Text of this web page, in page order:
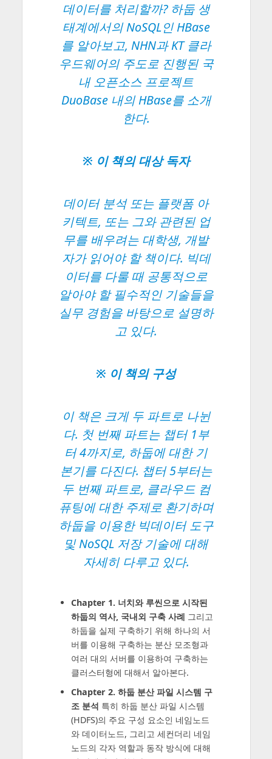
데이터를 처리할까? 하둡 생
태계에서의 NoSQL인 HBase
를 알아보고, NHN과 KT 클라
우드웨어의 주도로 진행된 국
내 오픈소스 프로젝트
DuoBase 내의 HBase를 소개
한다.
※ 이 책의 대상 독자
데이터 분석 또는 플랫폼 아
키텍트, 또는 그와 관련된 업
무를 배우려는 대학생, 개발
자가 읽어야 할 책이다. 빅데
이터를 다룰 때 공통적으로
알아야 할 필수적인 기술들을
실무 경험을 바탕으로 설명하
고 있다.
※ 이 책의 구성
이 책은 크게 두 파트로 나뉜
다. 첫 번째 파트는 챕터 1부
터 4까지로, 하둡에 대한 기
본기를 다진다. 챕터 5부터는
두 번째 파트로, 클라우드 컴
퓨팅에 대한 주제로 환기하며
하둡을 이용한 빅데이터 도구
및 NoSQL 저장 기술에 대해
자세히 다루고 있다.
Chapter 1. 너치와 루씬으로 시작된
하둡의 역사, 국내외 구축 사례 그리고
하둡을 실제 구축하기 위해 하나의 서
버를 이용해 구축하는 분산 모조형과
여러 대의 서버를 이용하여 구축하는
클러스터형에 대해서 알아본다.
Chapter 2. 하둡 분산 파일 시스템 구
조 분석 특히 하둡 분산 파일 시스템
(HDFS)의 주요 구성 요소인 네임노드
와 데이터노드, 그리고 세컨더리 네임
노드의 각자 역할과 동작 방식에 대해